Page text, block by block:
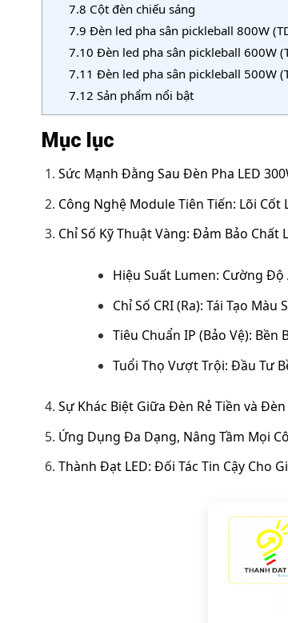
7.8 Cột đèn chiếu sáng
7.9 Đèn led pha sân pickleball 800W
7.10 Đèn led pha sân pickleball 600W
7.11 Đèn led pha sân pickleball 500W
7.12 Sản phẩm nổi bật
Mục lục
Sức Mạnh Đằng Sau Đèn Pha LED
Công Nghệ Module Tiên Tiến: Lõi Cốt
Chỉ Số Kỹ Thuật Vàng: Đảm Bảo Chất
Hiệu Suất Lumen: Cường Độ
Chỉ Số CRI (Ra): Tái Tạo Màu
Tiêu Chuẩn IP (Bảo Vệ): Bền
Tuổi Thọ Vượt Trội: Đầu Tư
Sự Khác Biệt Giữa Đèn Rẻ Tiền và
Ứng Dụng Đa Dạng, Nâng Tầm Mọi
Thành Đạt LED: Đối Tác Tin Cậy Cho